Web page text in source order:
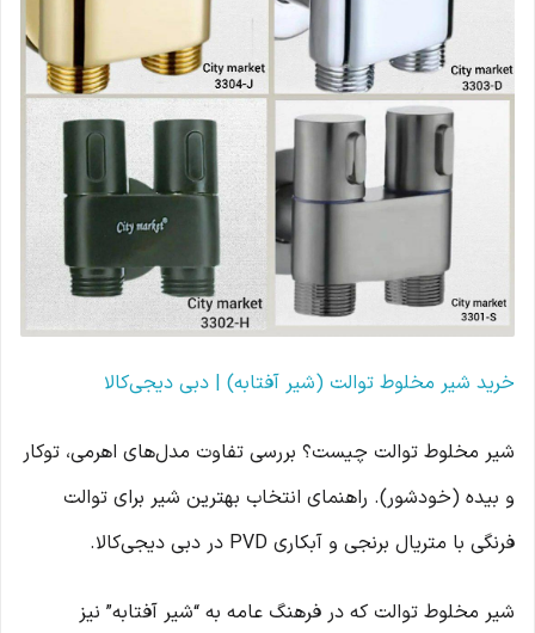
خرید شیر مخلوط توالت (شیر آفتابه) | دبی دیجی‌کالا
شیر مخلوط توالت چیست؟ بررسی تفاوت مدل‌های اهرمی، توکار
و بیده (خودشور). راهنمای انتخاب بهترین شیر برای توالت
فرنگی با متریال برنجی و آبکاری PVD در دبی دیجی‌کالا.
شیر مخلوط توالت که در فرهنگ عامه به “شیر آفتابه” نیز